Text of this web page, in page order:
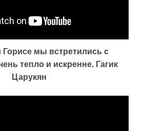
мы встретились с
тепло и искренне. Гагик
Царукян